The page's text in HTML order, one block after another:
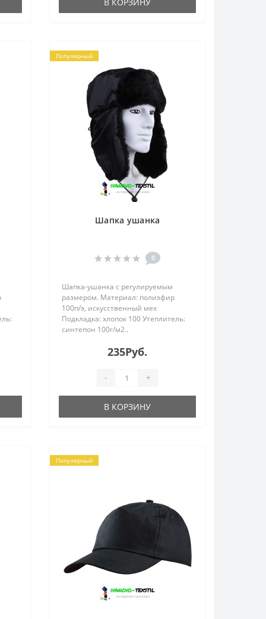
Популярный
Шапка ушанка
0
Шапка-ушанка с регулируемым
размером. Материал: полиэфир
100п/э, искусственный мех
Подкладка: хлопок 100 Утеплитель:
синтепон 100г/м2..
235Руб.
- +
В КОРЗИНУ
Популярный